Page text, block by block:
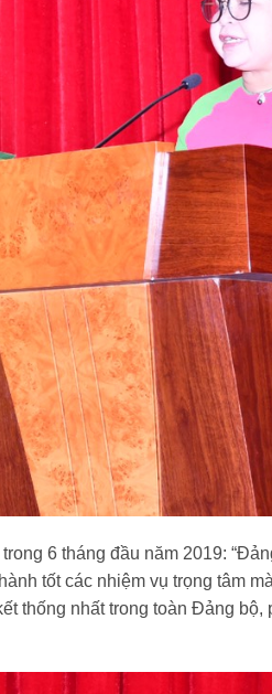
6 tháng đầu năm 2019:
tốt các nhiệm vụ trọng tâm
thống nhất trong toàn Đảng bộ,